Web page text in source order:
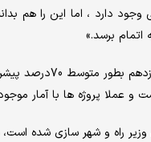
دارد ، اما این را هم
برسد.»
با لحاظ تورم سه سال گذشته و اینکه یک
وزیر راه و شهر سازی شده